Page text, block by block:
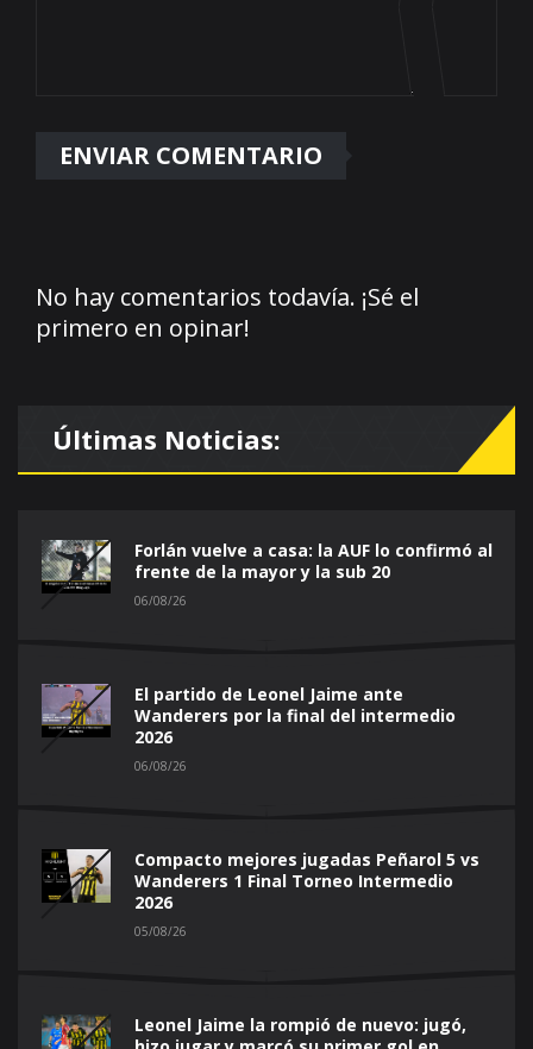
No hay comentarios todavía. ¡Sé el
primero en opinar!
Últimas Noticias:
Forlán vuelve a casa: la AUF lo confirmó al
frente de la mayor y la sub 20
06/08/26
El partido de Leonel Jaime ante
Wanderers por la final del intermedio
2026
06/08/26
Compacto mejores jugadas Peñarol 5 vs
Wanderers 1 Final Torneo Intermedio
2026
05/08/26
Leonel Jaime la rompió de nuevo: jugó,